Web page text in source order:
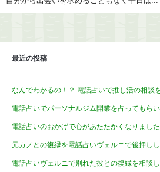
最近の投稿
なんでわかるの！？ 電話占いで推し活の相談
電話占いでパーソナルジム開業を占ってもらい
電話占いのおかげで心があたたかくなりました
元カノとの復縁を電話占いヴェルニで後押し
電話占いヴェルニで別れた彼との復縁を相談